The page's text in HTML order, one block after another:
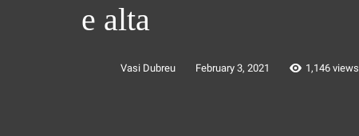
e alta
Vasi Dubreu February 3, 2021 1,146 views